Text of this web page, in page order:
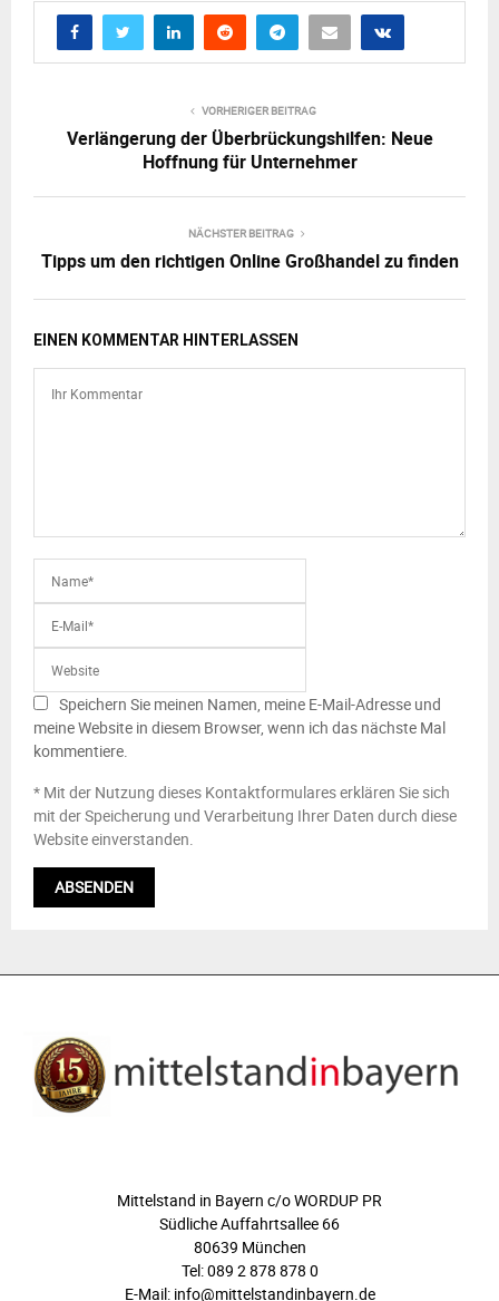
VORHERIGER BEITRAG
Verlängerung der Überbrückungshilfen: Neue
Hoffnung für Unternehmer
NÄCHSTER BEITRAG
Tipps um den richtigen Online Großhandel zu finden
EINEN KOMMENTAR HINTERLASSEN
Speichern Sie meinen Namen, meine E-Mail-Adresse und
meine Website in diesem Browser, wenn ich das nächste Mal
kommentiere.
* Mit der Nutzung dieses Kontaktformulares erklären Sie sich
mit der Speicherung und Verarbeitung Ihrer Daten durch diese
Website einverstanden.
Mittelstand in Bayern c/o WORDUP PR
Südliche Auffahrtsallee 66
80639 München
Tel: 089 2 878 878 0
E-Mail: info@mittelstandinbayern.de